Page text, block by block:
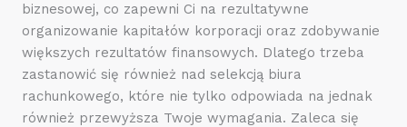
biznesowej, co zapewni Ci na rezultatywne
organizowanie kapitałów korporacji oraz zdobywanie
większych rezultatów finansowych. Dlatego trzeba
zastanowić się również nad selekcją biura
rachunkowego, które nie tylko odpowiada na jednak
również przewyższa Twoje wymagania. Zaleca się